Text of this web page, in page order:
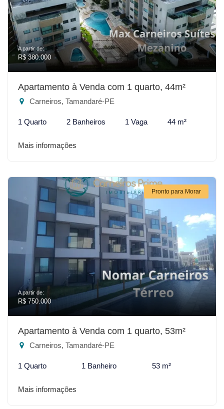
A partir de:
R$ 380.000
Apartamento à Venda com 1 quarto, 44m²
Carneiros, Tamandaré-PE
1 Quarto 2 Banheiros 1 Vaga 44 m²
Mais informações
Pronto para Morar
A partir de:
R$ 750.000
Apartamento à Venda com 1 quarto, 53m²
Carneiros, Tamandaré-PE
1 Quarto 1 Banheiro 53 m²
Mais informações